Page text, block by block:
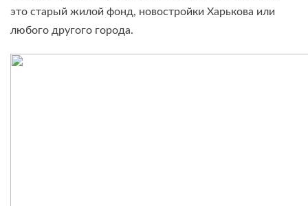
это старый жилой фонд, новостройки Харькова или
любого другого города.